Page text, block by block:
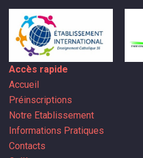
Accès rapide
Accueil
Préinscriptions
Notre Etablissement
Informations Pratiques
Contacts